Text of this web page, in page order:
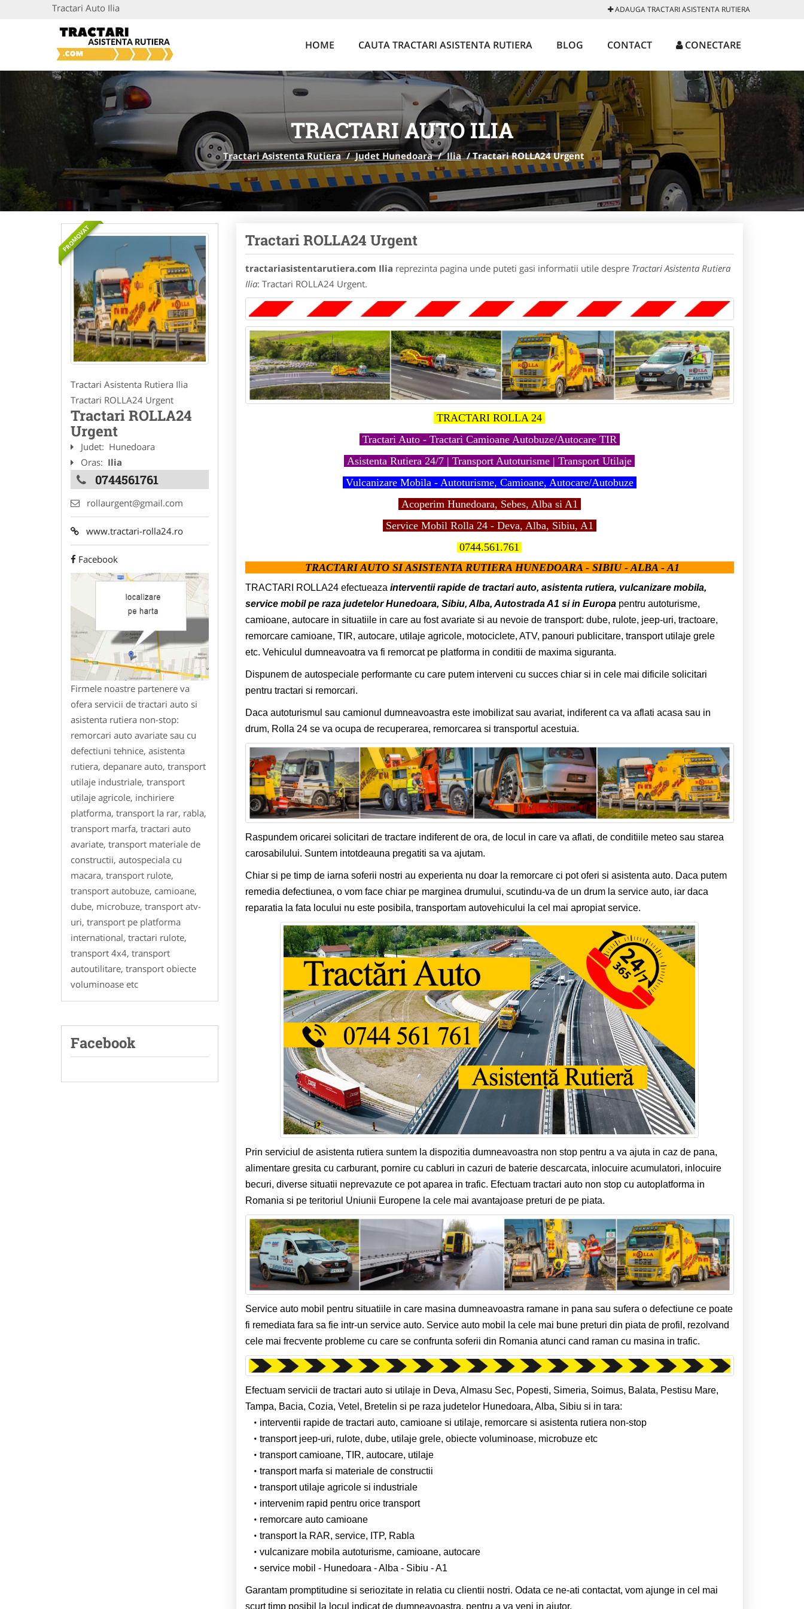
Tractari Auto Ilia ADAUGA TRACTARI ASISTENTA RUTIERA
HOME CAUTA TRACTARI ASISTENTA RUTIERA BLOG CONTACT CONECTARE
TRACTARI AUTO ILIA
Tractari Asistenta Rutiera / Judet Hunedoara / Ilia /Tractari ROLLA24 Urgent
PROMOVAT
Tractari Asistenta Rutiera Ilia
Tractari ROLLA24 Urgent
Tractari ROLLA24
Urgent
Judet: Hunedoara
Oras: Ilia
0744561761
rollaurgent@gmail.com
www.tractari-rolla24.ro
Facebook
Firmele noastre partenere va
ofera servicii de tractari auto si
asistenta rutiera non-stop:
remorcari auto avariate sau cu
defectiuni tehnice, asistenta
rutiera, depanare auto, transport
utilaje industriale, transport
utilaje agricole, inchiriere
platforma, transport la rar, rabla,
transport marfa, tractari auto
avariate, transport materiale de
constructii, autospeciala cu
macara, transport rulote,
transport autobuze, camioane,
dube, microbuze, transport atv-
uri, transport pe platforma
international, tractari rulote,
transport 4x4, transport
autoutilitare, transport obiecte
voluminoase etc
Facebook
Tractari ROLLA24 Urgent
tractariasistentarutiera.com Ilia reprezinta pagina unde puteti gasi informatii utile despre Tractari Asistenta Rutiera
Ilia: Tractari ROLLA24 Urgent.
TRACTARI ROLLA 24
Tractari Auto - Tractari Camioane Autobuze/Autocare TIR
Asistenta Rutiera 24/7 | Transport Autoturisme | Transport Utilaje
Vulcanizare Mobila - Autoturisme, Camioane, Autocare/Autobuze
Acoperim Hunedoara, Sebes, Alba si A1
Service Mobil Rolla 24 - Deva, Alba, Sibiu, A1
0744.561.761
TRACTARI AUTO SI ASISTENTA RUTIERA HUNEDOARA - SIBIU - ALBA - A1
TRACTARI ROLLA24 efectueaza interventii rapide de tractari auto, asistenta rutiera, vulcanizare mobila,
service mobil pe raza judetelor Hunedoara, Sibiu, Alba, Autostrada A1 si in Europapentru autoturisme,
camioane, autocare in situatiile in care au fost avariate si au nevoie de transport: dube, rulote, jeep-uri, tractoare,
remorcare camioane, TIR, autocare, utilaje agricole, motociclete, ATV, panouri publicitare, transport utilaje grele
etc. Vehiculul dumneavoatra va fi remorcat pe platforma in conditii de maxima siguranta.
Dispunem de autospeciale performante cu care putem interveni cu succes chiar si in cele mai dificile solicitari
pentru tractari si remorcari.
Daca autoturismul sau camionul dumneavoastra este imobilizat sau avariat, indiferent ca va aflati acasa sau in
drum, Rolla 24 se va ocupa de recuperarea, remorcarea si transportul acestuia.
Raspundem oricarei solicitari de tractare indiferent de ora, de locul in care va aflati, de conditiile meteo sau starea
carosabilului. Suntem intotdeauna pregatiti sa va ajutam.
Chiar si pe timp de iarna soferii nostri au experienta nu doar la remorcare ci pot oferi si asistenta auto. Daca putem
remedia defectiunea, o vom face chiar pe marginea drumului, scutindu-va de un drum la service auto, iar daca
reparatia la fata locului nu este posibila, transportam autovehicului la cel mai apropiat service.
Prin serviciul de asistenta rutiera suntem la dispozitia dumneavoastra non stop pentru a va ajuta in caz de pana,
alimentare gresita cu carburant, pornire cu cabluri in cazuri de baterie descarcata, inlocuire acumulatori, inlocuire
becuri, diverse situatii neprevazute ce pot aparea in trafic. Efectuam tractari auto non stop cu autoplatforma in
Romania si pe teritoriul Uniunii Europene la cele mai avantajoase preturi de pe piata.
Service auto mobil pentru situatiile in care masina dumneavoastra ramane in pana sau sufera o defectiune ce poate
fi remediata fara sa fie intr-un service auto. Service auto mobil la cele mai bune preturi din piata de profil, rezolvand
cele mai frecvente probleme cu care se confrunta soferii din Romania atunci cand raman cu masina in trafic.
Efectuam servicii de tractari auto si utilaje in Deva, Almasu Sec, Popesti, Simeria, Soimus, Balata, Pestisu Mare,
Tampa, Bacia, Cozia, Vetel, Bretelin si pe raza judetelor Hunedoara, Alba, Sibiu si in tara:
interventii rapide de tractari auto, camioane si utilaje, remorcare si asistenta rutiera non-stop
transport jeep-uri, rulote, dube, utilaje grele, obiecte voluminoase, microbuze etc
transport camioane, TIR, autocare, utilaje
transport marfa si materiale de constructii
transport utilaje agricole si industriale
intervenim rapid pentru orice transport
remorcare auto camioane
transport la RAR, service, ITP, Rabla
vulcanizare mobila autoturisme, camioane, autocare
service mobil - Hunedoara - Alba - Sibiu - A1
Garantam promptitudine si seriozitate in relatia cu clientii nostri. Odata ce ne-ati contactat, vom ajunge in cel mai
scurt timp posibil la locul indicat de dumneavoastra, pentru a va veni in ajutor.